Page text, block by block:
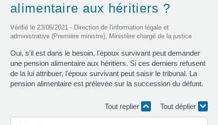
alimentaire aux héritiers ?
Vérifié le 23/06/2021 - Direction de l'information légale et
administrative (Première ministre), Ministère chargé de la justice
Oui, s'il est dans le besoin, l'époux survivant peut demander
une pension alimentaire aux héritiers. Si ces derniers refusent
de la lui attribuer, l'époux survivant peut saisir le tribunal. La
pension alimentaire est prélevée sur la succession du défunt.
Tout replier Tout déplier